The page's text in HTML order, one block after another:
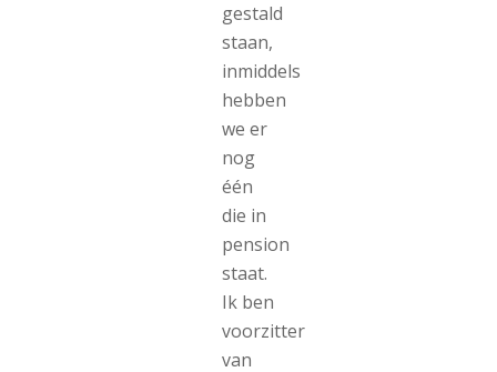
gestald
staan,
inmiddels
hebben
we er
nog
één
die in
pension
staat.
Ik ben
voorzitter
van